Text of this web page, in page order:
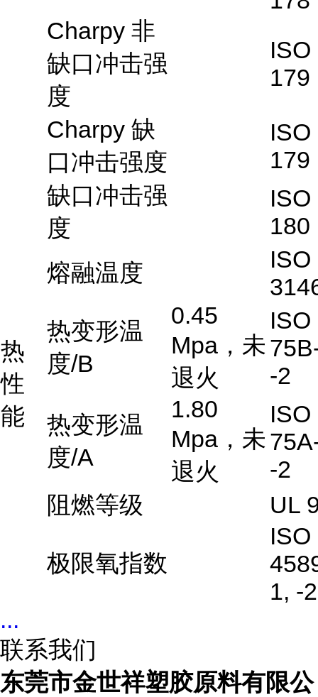
Charpy 非
缺口冲击强
度
ISO
179
Charpy 缺
口冲击强度
ISO
179
缺口冲击强
度
ISO
180
热
性
能
熔融温度
ISO
热变形温
度/B
0.45
Mpa，未
退火
ISO
-2
热变形温
度/A
1.80
Mpa，未
退火
ISO
-2
阻燃等级
UL
极限氧指数
ISO
1, -2
...
联系我们
东莞市金世祥塑胶原料有限公